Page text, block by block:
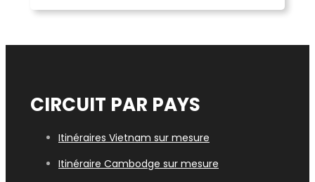
CIRCUIT PAR PAYS
Itinéraires Vietnam sur mesure
Itinéraire Cambodge sur mesure